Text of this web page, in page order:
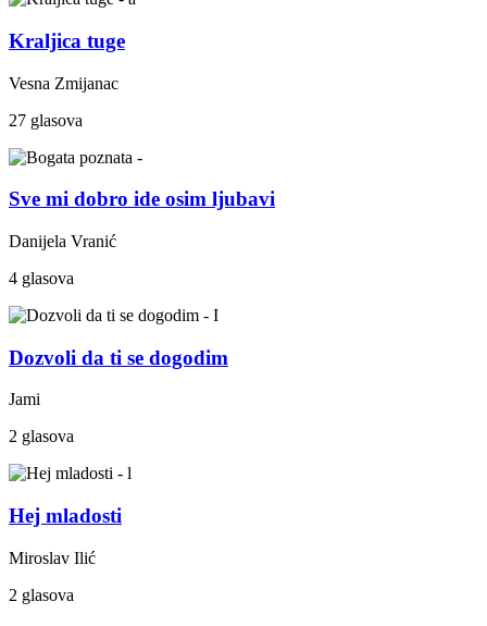
Kraljica tuge
Vesna Zmijanac
27 glasova
Sve mi dobro ide osim ljubavi
Danijela Vranić
4 glasova
Dozvoli da ti se dogodim
Jami
2 glasova
Hej mladosti
Miroslav Ilić
2 glasova